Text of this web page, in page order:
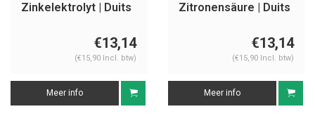
Zinkelektrolyt | Duits
€13,14
(€15,90 Incl. btw)
Meer info
Zitronensäure | Duits
€13,14
(€15,90 Incl. btw)
Meer info